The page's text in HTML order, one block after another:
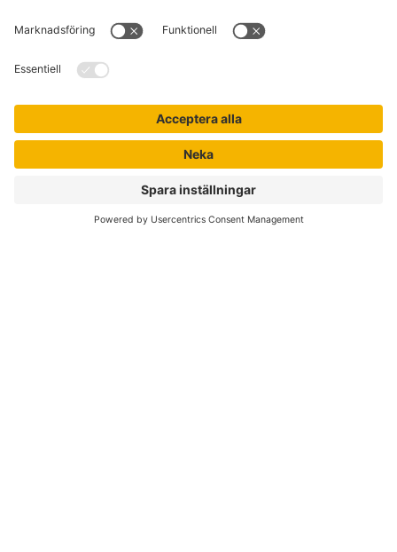
Kontakta kundservice
Jobba hos oss
Om Liber
Nyhetsbrev